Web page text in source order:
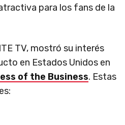
para los fans de la
TV, mostró su interés
en Estados Unidos en
of the Business. Estas